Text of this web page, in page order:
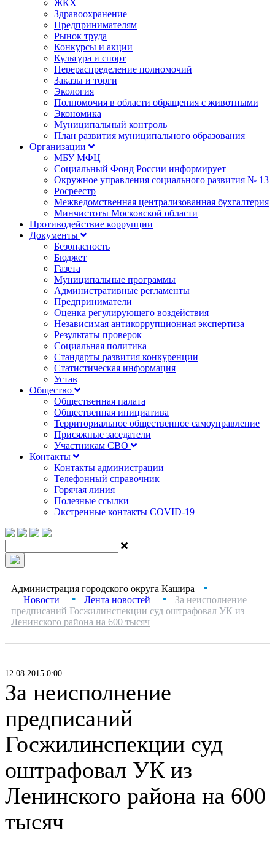
ЖКХ
Здравоохранение
Предпринимателям
Рынок труда
Конкурсы и акции
Культура и спорт
Перераспределение полномочий
Заказы и торги
Экология
Полномочия в области обращения с животными
Экономика
Муниципальный контроль
План развития муниципального образования
Организации
МБУ МФЦ
Социальный Фонд России информирует
Окружное управления социального развития № 13
Росреестр
Межведомственная централизованная бухгалтерия
Минчистоты Московской области
Противодействие коррупции
Документы
Безопасность
Бюджет
Газета
Муниципальные программы
Административные регламенты
Предприниматели
Оценка регулирующего воздействия
Независимая антикоррупционная экспертиза
Результаты проверок
Социальная политика
Стандарты развития конкуренции
Статистическая информация
Устав
Общество
Общественная палата
Общественная инициатива
Территориальное общественное самоуправление
Присяжные заседатели
Участникам СВО
Контакты
Контакты администрации
Телефонный справочник
Горячая линия
Полезные ссылки
Экстренные контакты COVID-19
Администрация городского округа Кашира ■
Новости ■ Лента новостей ■
За неисполнение
предписаний Госжилинспекции суд оштрафовал УК из
Ленинского района на 600 тысяч
12.08.2015 0:00
За неисполнение
предписаний
Госжилинспекции суд
оштрафовал УК из
Ленинского района на 600
тысяч